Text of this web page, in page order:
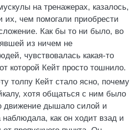
на тренажерах, казалось,
их, чем помогали приобрести
Как бы то ни было, во
из ничем не
чувствовалась какая-то
которой Кейт просто тошнило.
толпу Кейт стало ясно, почему
хотя общаться с ним было
движение дышало силой и
как он ходит взад и